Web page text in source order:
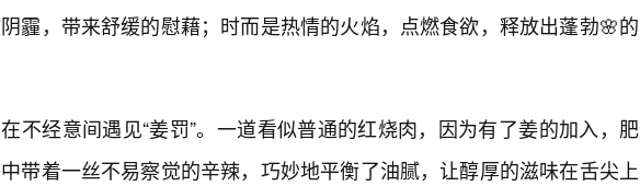
霾，带来舒缓的慰藉；时而是热情的火焰，点燃食欲，释放出蓬勃🌸的
不经意间遇见“姜罚”。一道看似普通的红烧肉，因为有了姜的加入，肥
带着一丝不易察觉的辛辣，巧妙地平衡了油腻，让醇厚的滋味在舌尖上